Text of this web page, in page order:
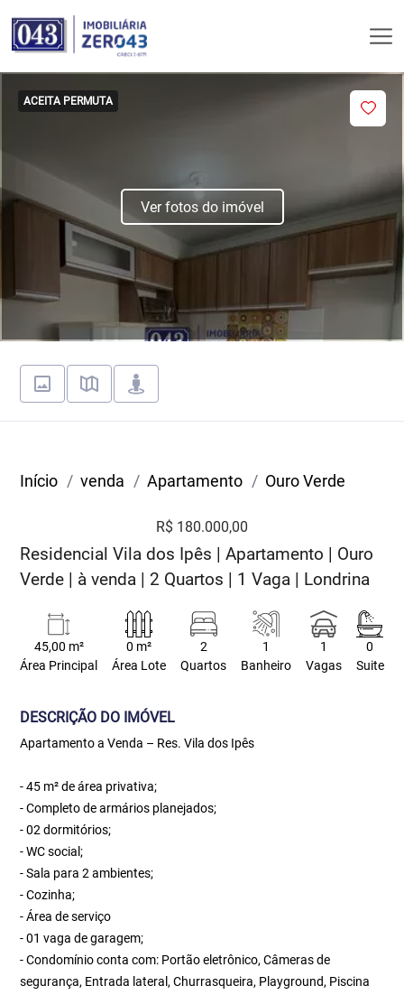
ACEITA PERMUTA
Ver fotos do imóvel
Início venda Apartamento Ouro Verde
R$ 180.000,00
Residencial Vila dos Ipês | Apartamento | Ouro
Verde | à venda | 2 Quartos | 1 Vaga | Londrina
45,00 m²
Área Principal
0 m²
Área Lote
2
Quartos
1
Banheiro
1
Vagas
0
Suite
DESCRIÇÃO DO IMÓVEL
Apartamento a Venda – Res. Vila dos Ipês
- 45 m² de área privativa;
- Completo de armários planejados;
- 02 dormitórios;
- WC social;
- Sala para 2 ambientes;
- Cozinha;
- Área de serviço
- 01 vaga de garagem;
- Condomínio conta com: Portão eletrônico, Câmeras de
segurança, Entrada lateral, Churrasqueira, Playground, Piscina